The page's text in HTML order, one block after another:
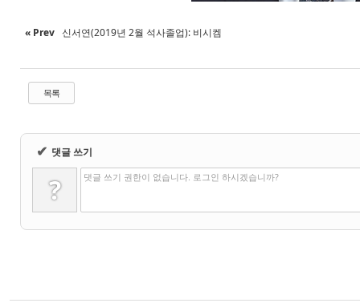
« Prev 신서연(2019년 2월 석사졸업): 비시켐
목록
✔ 댓글 쓰기
? 댓글 쓰기 권한이 없습니다. 로그인 하시겠습니까?